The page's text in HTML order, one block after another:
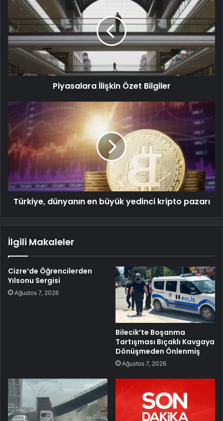
Piyasalara İlişkin Özet Bilgiler
Türkiye, dünyanın en büyük yedinci kripto pazarı
İlgili Makaleler
Cizre’de Öğrencilerden
Yılsonu Sergisi
Ağustos 7, 2026
Bilecik’te Boşanma
Tartışması Bıçaklı Kavgaya
Dönüşmeden Önlenmiş
Ağustos 7, 2026